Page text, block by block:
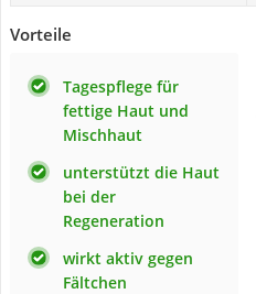
Vorteile
Tagespflege für
fettige Haut und
Mischhaut
unterstützt die Haut
bei der
Regeneration
wirkt aktiv gegen
Fältchen